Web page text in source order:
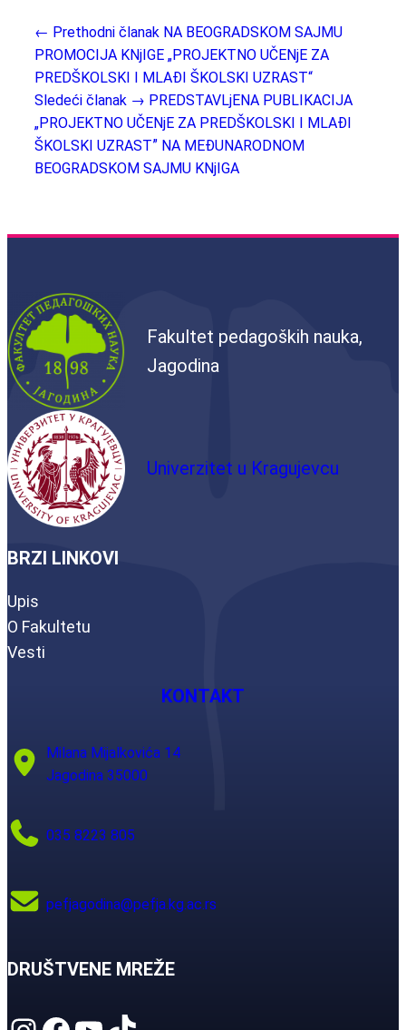
← Prethodni članak NA BEOGRADSKOM SAJMU
PROMOCIJA KNjIGE „PROJEKTNO UČENjE ZA
PREDŠKOLSKI I MLAĐI ŠKOLSKI UZRAST“
Sledeći članak → PREDSTAVLjENA PUBLIKACIJA
„PROJEKTNO UČENjE ZA PREDŠKOLSKI I MLAĐI
ŠKOLSKI UZRASTˮ NA MEĐUNARODNOM
BEOGRADSKOM SAJMU KNjIGA
Fakultet pedagoških nauka,
Jagodina
Univerzitet u Kragujevcu
BRZI LINKOVI
Upis
O Fakultetu
Vesti
KONTAKT
Milana Mijalkovića 14
Jagodina 35000
035 8223 805
pefjagodina@pefja.kg.ac.rs
DRUŠTVENE MREŽE